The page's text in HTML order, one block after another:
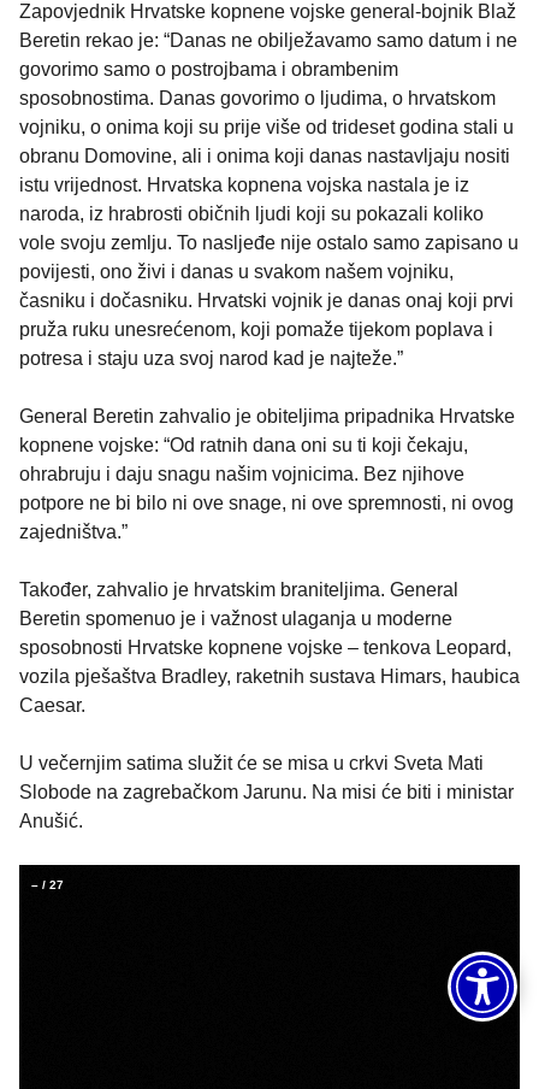
Zapovjednik Hrvatske kopnene vojske general-bojnik Blaž
Beretin rekao je: “Danas ne obilježavamo samo datum i ne
govorimo samo o postrojbama i obrambenim
sposobnostima. Danas govorimo o ljudima, o hrvatskom
vojniku, o onima koji su prije više od trideset godina stali u
obranu Domovine, ali i onima koji danas nastavljaju nositi
istu vrijednost. Hrvatska kopnena vojska nastala je iz
naroda, iz hrabrosti običnih ljudi koji su pokazali koliko
vole svoju zemlju. To nasljeđe nije ostalo samo zapisano u
povijesti, ono živi i danas u svakom našem vojniku,
časniku i dočasniku. Hrvatski vojnik je danas onaj koji prvi
pruža ruku unesrećenom, koji pomaže tijekom poplava i
potresa i staju uza svoj narod kad je najteže.”
General Beretin zahvalio je obiteljima pripadnika Hrvatske
kopnene vojske: “Od ratnih dana oni su ti koji čekaju,
ohrabruju i daju snagu našim vojnicima. Bez njihove
potpore ne bi bilo ni ove snage, ni ove spremnosti, ni ovog
zajedništva.”
Također, zahvalio je hrvatskim braniteljima. General
Beretin spomenuo je i važnost ulaganja u moderne
sposobnosti Hrvatske kopnene vojske – tenkova Leopard,
vozila pješaštva Bradley, raketnih sustava Himars, haubica
Caesar.
U večernjim satima služit će se misa u crkvi Sveta Mati
Slobode na zagrebačkom Jarunu. Na misi će biti i ministar
Anušić.
– / 27